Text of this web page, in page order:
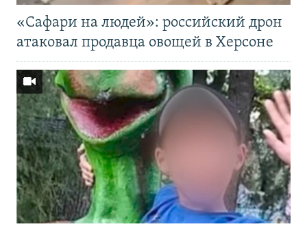
«Cафари на людей»: российский дрон
атаковал продавца овощей в Херсоне